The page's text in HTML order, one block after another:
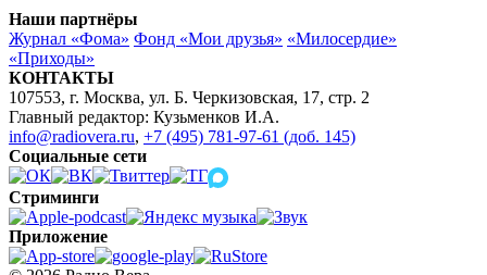
Наши партнёры
Журнал «Фома» Фонд «Мои друзья» «Милосердие»
«Приходы»
КОНТАКТЫ
107553, г. Москва, ул. Б. Черкизовская, 17, стр. 2
Главный редактор: Кузьменков И.А.
info@radiovera.ru, +7 (495) 781-97-61 (доб. 145)
Социальные сети
Стриминги
Приложение